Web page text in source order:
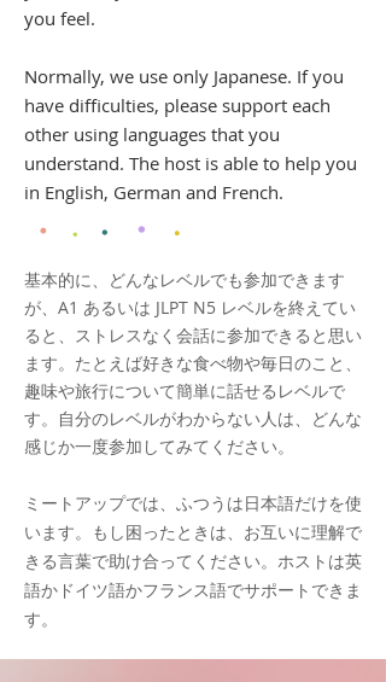
you feel.
Normally, we use only Japanese. If you
have difficulties, please support each
other using languages that you
understand. The host is able to help you
in English, German and French.
・ ・ ・ ・ ・
基本的に、どんなレベルでも参加できます
が、A1 あるいは JLPT N5 レベルを終えてい
ると、ストレスなく会話に参加できると思い
ます。 たとえば好きな食べ物や毎日のこと、
趣味や旅行について簡単に話せるレベルで
す。自分のレベルがわからない人は、どんな
感じか一度参加してみてください。
ミートアップでは、ふつうは日本語だけを使
います。もし困ったときは、お互いに理解で
きる言葉で助け合ってください。ホストは英
語かドイツ語かフランス語でサポートできま
す。